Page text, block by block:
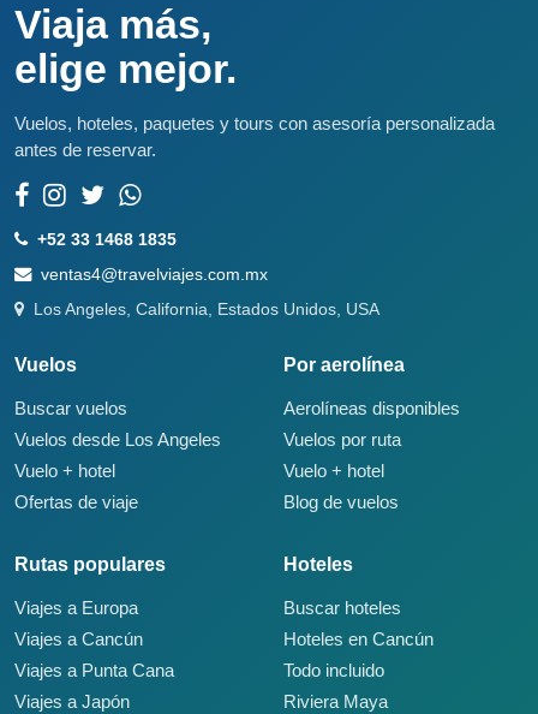
Viaja más,
elige mejor.
Vuelos, hoteles, paquetes y tours con asesoría personalizada
antes de reservar.
+52 33 1468 1835
ventas4@travelviajes.com.mx
Los Angeles, California, Estados Unidos, USA
Vuelos
Buscar vuelos
Vuelos desde Los Angeles
Vuelo + hotel
Ofertas de viaje
Por aerolínea
Aerolíneas disponibles
Vuelos por ruta
Vuelo + hotel
Blog de vuelos
Rutas populares
Viajes a Europa
Viajes a Cancún
Viajes a Punta Cana
Viajes a Japón
Hoteles
Buscar hoteles
Hoteles en Cancún
Todo incluido
Riviera Maya